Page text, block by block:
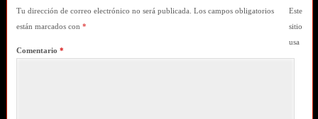
Tu dirección de correo electrónico no será publicada. Los campos obligatorios
están marcados con *
Comentario *
Este
sitio
usa